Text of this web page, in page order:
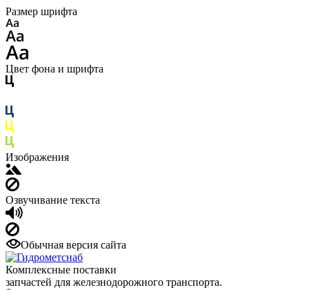
Размер шрифта
Цвет фона и шрифта
Изображения
Озвучивание текста
Обычная версия сайта
Комплексные поставки
запчастей для железнодорожного транспорта.